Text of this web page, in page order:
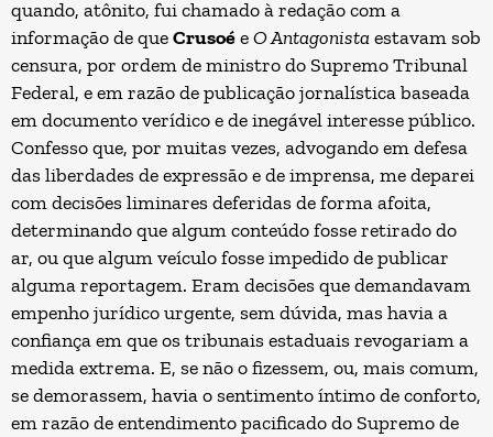
quando, atônito, fui chamado à redação com a
informação de queCrusoéeO Antagonistaestavam sob
censura, por ordem de ministro do Supremo Tribunal
Federal, e em razão de publicação jornalística baseada
em documento verídico e de inegável interesse público.
Confesso que, por muitas vezes, advogando em defesa
das liberdades de expressão e de imprensa, me deparei
com decisões liminares deferidas de forma afoita,
determinando que algum conteúdo fosse retirado do
ar, ou que algum veículo fosse impedido de publicar
alguma reportagem. Eram decisões que demandavam
empenho jurídico urgente, sem dúvida, mas havia a
confiança em que os tribunais estaduais revogariam a
medida extrema. E, se não o fizessem, ou, mais comum,
se demorassem, havia o sentimento íntimo de conforto,
em razão de entendimento pacificado do Supremo de